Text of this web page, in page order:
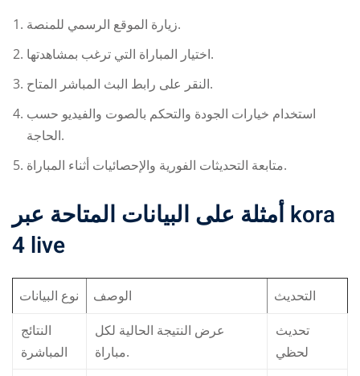
زيارة الموقع الرسمي للمنصة.
اختيار المباراة التي ترغب بمشاهدتها.
النقر على رابط البث المباشر المتاح.
استخدام خيارات الجودة والتحكم بالصوت والفيديو حسب
الحاجة.
متابعة التحديثات الفورية والإحصائيات أثناء المباراة.
kora
4 live
نوع البيانات الوصف
التحديث
النتائج
المباشرة
عرض النتيجة الحالية لكل
مباراة.
تحديث
لحظي